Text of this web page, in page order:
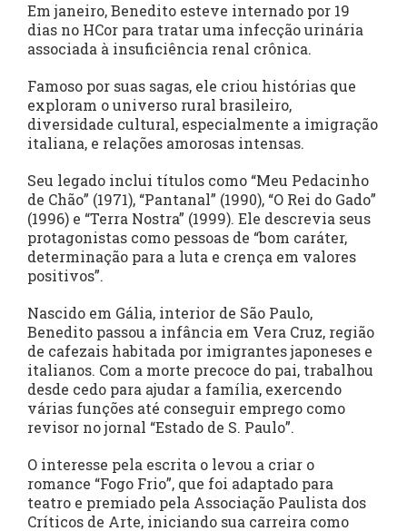
Em janeiro, Benedito esteve internado por 19
dias no HCor para tratar uma infecção urinária
associada à insuficiência renal crônica.
Famoso por suas sagas, ele criou histórias que
exploram o universo rural brasileiro,
diversidade cultural, especialmente a imigração
italiana, e relações amorosas intensas.
Seu legado inclui títulos como “Meu Pedacinho
de Chão” (1971), “Pantanal” (1990), “O Rei do Gado”
(1996) e “Terra Nostra” (1999). Ele descrevia seus
protagonistas como pessoas de “bom caráter,
determinação para a luta e crença em valores
positivos”.
Nascido em Gália, interior de São Paulo,
Benedito passou a infância em Vera Cruz, região
de cafezais habitada por imigrantes japoneses e
italianos. Com a morte precoce do pai, trabalhou
desde cedo para ajudar a família, exercendo
várias funções até conseguir emprego como
revisor no jornal “Estado de S. Paulo”.
O interesse pela escrita o levou a criar o
romance “Fogo Frio”, que foi adaptado para
teatro e premiado pela Associação Paulista dos
Críticos de Arte, iniciando sua carreira como